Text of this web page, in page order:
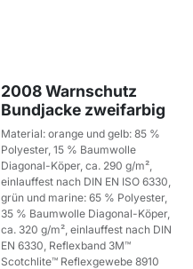
2008 Warnschutz
Bundjacke zweifarbig
Material: orange und gelb: 85 %
Polyester, 15 % Baumwolle
Diagonal-Köper, ca. 290 g/m²,
einlauffest nach DIN EN ISO 6330,
grün und marine: 65 % Polyester,
35 % Baumwolle Diagonal-Köper,
ca. 320 g/m², einlauffest nach DIN
EN 6330, Reflexband 3M™
Scotchlite™ Reflexgewebe 8910